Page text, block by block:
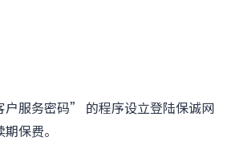
服务密码” 的程序设立登陆保诚网
保费。